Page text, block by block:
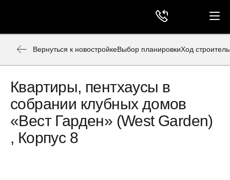
Вернуться к новостройкеВыбор планировкиХод
Квартиры, пентхаусы в
собрании клубных домов
«Вест Гарден» (West Garden)
, Корпус 8